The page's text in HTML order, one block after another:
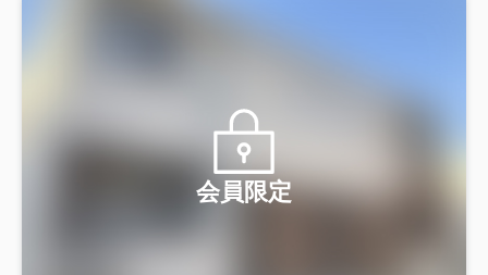
会員限定